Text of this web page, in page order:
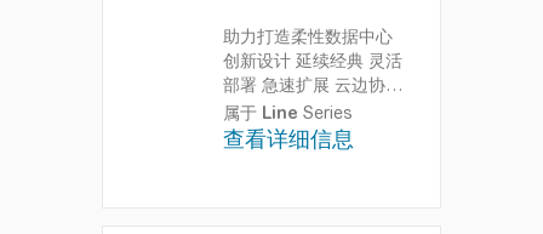
助力打造柔性数据中心
创新设计 延续经典 灵活
部署 急速扩展 云边协同
洞察全局
属于 Line Series
查看详细信息